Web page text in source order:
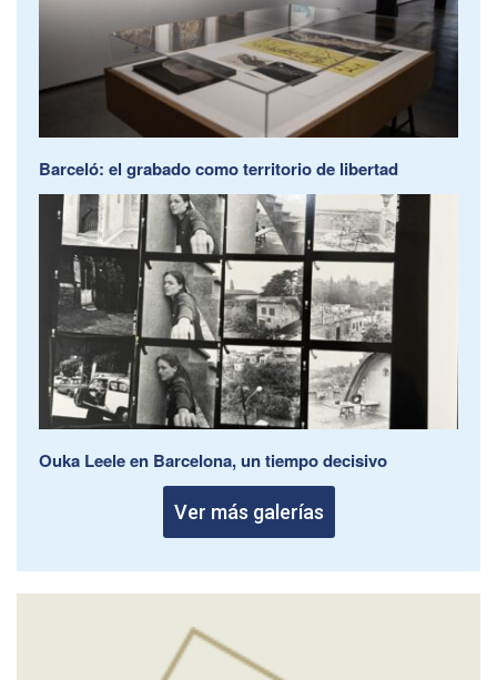
Barceló: el grabado como territorio de libertad
Ouka Leele en Barcelona, un tiempo decisivo
Ver más galerías